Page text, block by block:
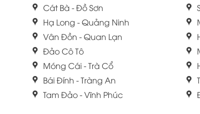
Cát Bà - Đồ Sơn
Hạ Long - Quảng Ninh
Vân Đồn - Quan Lạn
Đảo Cô Tô
Móng Cái - Trà Cổ
Bái Đính - Tràng An
Tam Đảo - Vĩnh Phúc